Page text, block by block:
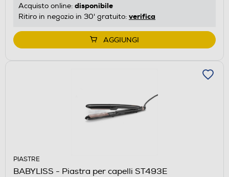
Acquisto online: disponibile
Ritiro in negozio in 30' gratuito: verifica
AGGIUNGI
PIASTRE
BABYLISS - Piastra per capelli ST493E